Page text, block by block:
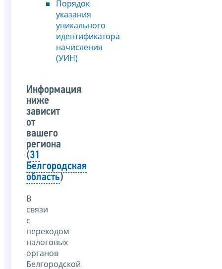
Порядок
указания
уникального
идентификатора
начисления
(УИН)
Информация
ниже
зависит
от
вашего
региона
(31
Белгородская
область)
В
связи
с
переходом
налоговых
органов
Белгородской